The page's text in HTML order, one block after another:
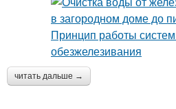
читать дальше →